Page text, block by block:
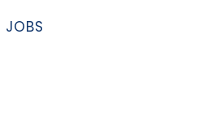
JOBS